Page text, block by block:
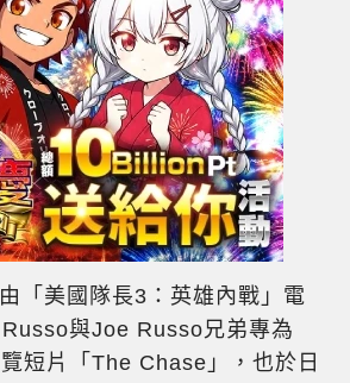
「美國隊長3：英雄內戰」電
與Joe Russo兄弟專為
短片「The Chase」，也於日